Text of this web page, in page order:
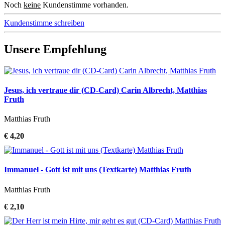
Noch keine Kundenstimme vorhanden.
Kundenstimme schreiben
Unsere Empfehlung
Jesus, ich vertraue dir (CD-Card) Carin Albrecht, Matthias
Fruth
Matthias Fruth
€ 4,20
Immanuel - Gott ist mit uns (Textkarte) Matthias Fruth
Matthias Fruth
€ 2,10